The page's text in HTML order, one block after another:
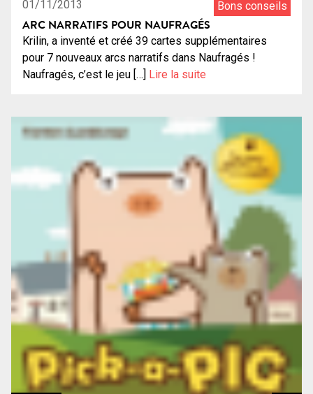
01/11/2013 Bons conseils
ARC NARRATIFS POUR NAUFRAGÉS
Krilin, a inventé et créé 39 cartes supplémentaires
pour 7 nouveaux arcs narratifs dans Naufragés !
Naufragés, c’est le jeu […] Lire la suite